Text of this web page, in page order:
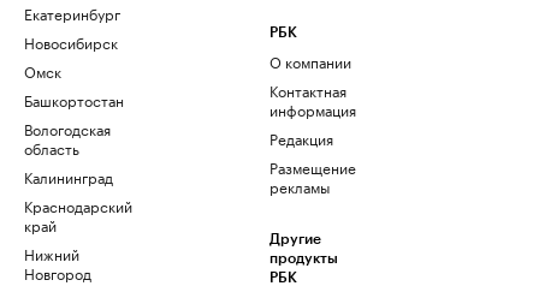
Екатеринбург
Новосибирск
Омск
Башкортостан
Вологодская
область
Калининград
Краснодарский
край
Нижний
Новгород
РБК
О компании
Контактная
информация
Редакция
Размещение
рекламы
Другие
продукты
РБК